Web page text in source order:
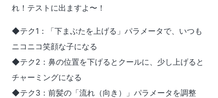
れ！テストに出ますよ〜！
◆テク1：「下まぶたを上げる」パラメータで、いつも
ニコニコ笑顔な子になる
◆テク2：鼻の位置を下げるとクールに、少し上げると
チャーミングになる
◆テク3：前髪の「流れ（向き）」パラメータを調整